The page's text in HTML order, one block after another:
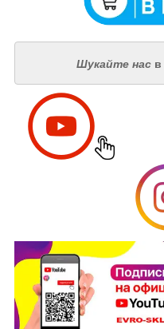
Шукайте нас в